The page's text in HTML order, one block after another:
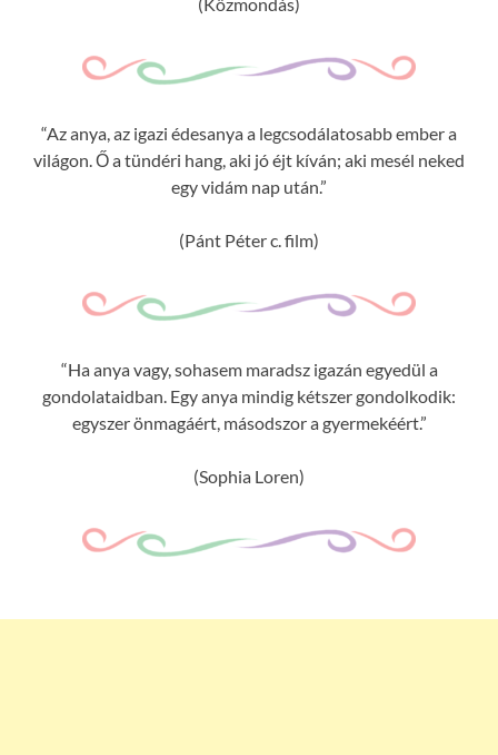
“Az anya, az igazi édesanya a legcsodálatosabb ember a
világon. Ő a tündéri hang, aki jó éjt kíván; aki mesél neked
egy vidám nap után.”
(Pánt Péter c. film)
“Ha anya vagy, sohasem maradsz igazán egyedül a
gondolataidban. Egy anya mindig kétszer gondolkodik:
egyszer önmagáért, másodszor a gyermekéért.”
(Sophia Loren)